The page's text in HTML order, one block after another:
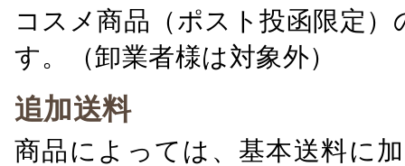
コスメ商品（ポスト投函限定
す。（卸業者様は対象外）
追加送料
商品によっては、基本送料に